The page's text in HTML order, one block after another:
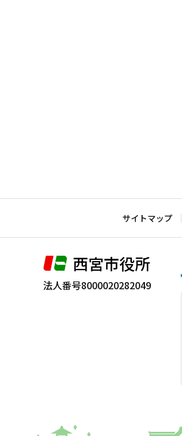
サイトマップ
西宮市役所
法人番号8000020282049